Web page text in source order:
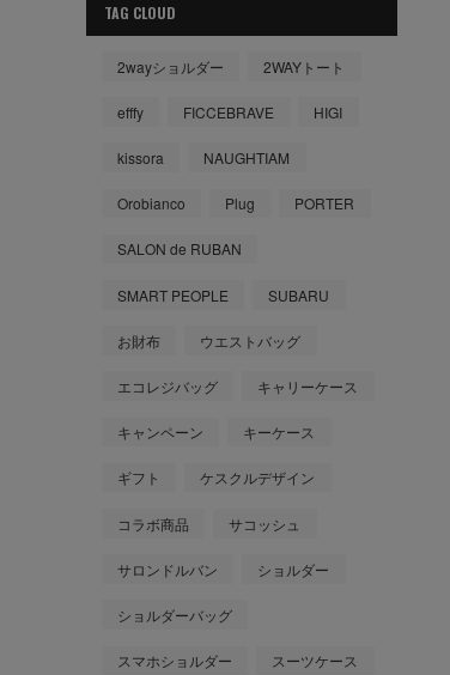
TAG CLOUD
2wayショルダー 2WAYトート
efffy FICCEBRAVE HIGI
kissora NAUGHTIAM
Orobianco Plug PORTER
SALON de RUBAN
SMART PEOPLE SUBARU
お財布 ウエストバッグ
エコレジバッグ キャリーケース
キャンペーン キーケース
ギフト ケスクルデザイン
コラボ商品 サコッシュ
サロンドルバン ショルダー
ショルダーバッグ
スマホショルダー スーツケース